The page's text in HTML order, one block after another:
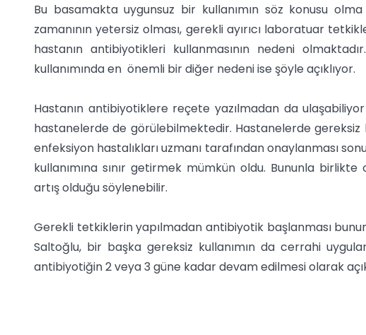
Bu basamakta uygunsuz bir kullanımın söz konusu olma
zamanının yetersiz olması, gerekli ayırıcı laboratuar
hastanın antibiyotikleri kullanmasının nedeni
kullanımında en önemli bir diğer nedeni ise şöyle açıklıyor.
Hastanın antibiyotiklere reçete yazılmadan da
hastanelerde de görülebilmektedir. Hastanelerde gereksiz
enfeksiyon hastalıkları uzmanı tarafından onaylanması
kullanımına sınır getirmek mümkün oldu. Bununla
artış olduğu söylenebilir.
Gerekli tetkiklerin yapılmadan antibiyotik başlanması
Saltoğlu, bir başka gereksiz kullanımın da cerrahi
antibiyotiğin 2 veya 3 güne kadar devam edilmesi olarak